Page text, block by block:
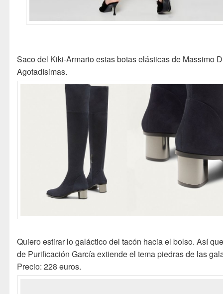
Saco del Kiki-Armario estas botas elásticas de Massimo
Agotadísimas.
Quiero estirar lo galáctico del tacón hacia el bolso. Así
de Purificación García extiende el tema piedras de las
Precio: 228 euros.